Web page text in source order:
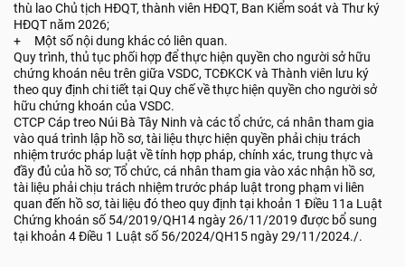
thù lao Chủ tịch HĐQT, thành viên HĐQT, Ban Kiểm soát và Thư ký
HĐQT năm 2026;
+ Một số nội dung khác có liên quan.
Quy trình, thủ tục phối hợp để thực hiện quyền cho người sở hữu
chứng khoán nêu trên giữa VSDC, TCĐKCK và Thành viên lưu ký
theo quy định chi tiết tại Quy chế về thực hiện quyền cho người sở
hữu chứng khoán của VSDC.
CTCP Cáp treo Núi Bà Tây Ninh và các tổ chức, cá nhân tham gia
vào quá trình lập hồ sơ, tài liệu thực hiện quyền phải chịu trách
nhiệm trước pháp luật về tính hợp pháp, chính xác, trung thực và
đầy đủ của hồ sơ; Tổ chức, cá nhân tham gia vào xác nhận hồ sơ,
tài liệu phải chịu trách nhiệm trước pháp luật trong phạm vi liên
quan đến hồ sơ, tài liệu đó theo quy định tại khoản 1 Điều 11a Luật
Chứng khoán số 54/2019/QH14 ngày 26/11/2019 được bổ sung
tại khoản 4 Điều 1 Luật số 56/2024/QH15 ngày 29/11/2024./.